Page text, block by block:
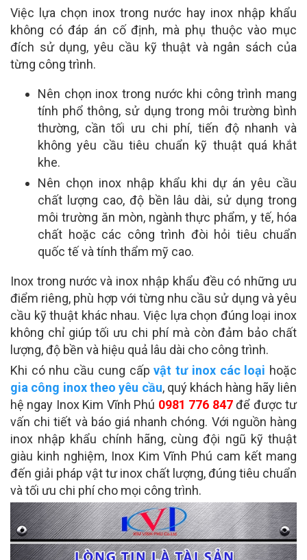
Việc lựa chọn inox trong nước hay inox nhập khẩu
không có đáp án cố định, mà phụ thuộc vào mục
đích sử dụng, yêu cầu kỹ thuật và ngân sách của
từng công trình.
Nên chọn inox trong nước khi công trình mang
tính phổ thông, sử dụng trong môi trường bình
thường, cần tối ưu chi phí, tiến độ nhanh và
không yêu cầu tiêu chuẩn kỹ thuật quá khắt
khe.
Nên chọn inox nhập khẩu khi dự án yêu cầu
chất lượng cao, độ bền lâu dài, sử dụng trong
môi trường ăn mòn, ngành thực phẩm, y tế, hóa
chất hoặc các công trình đòi hỏi tiêu chuẩn
quốc tế và tính thẩm mỹ cao.
Inox trong nước và inox nhập khẩu đều có những ưu
điểm riêng, phù hợp với từng nhu cầu sử dụng và yêu
cầu kỹ thuật khác nhau. Việc lựa chọn đúng loại inox
không chỉ giúp tối ưu chi phí mà còn đảm bảo chất
lượng, độ bền và hiệu quả lâu dài cho công trình.
Khi có nhu cầu cung cấpvật tư inox các loại hoặc
gia công inox theo yêu cầu, quý khách hàng hãy liên
hệ ngay Inox Kim Vĩnh Phú 0981 776 847để được tư
vấn chi tiết và báo giá nhanh chóng. Với nguồn hàng
inox nhập khẩu chính hãng, cùng đội ngũ kỹ thuật
giàu kinh nghiệm, Inox Kim Vĩnh Phú cam kết mang
đến giải pháp vật tư inox chất lượng, đúng tiêu chuẩn
và tối ưu chi phí cho mọi công trình.